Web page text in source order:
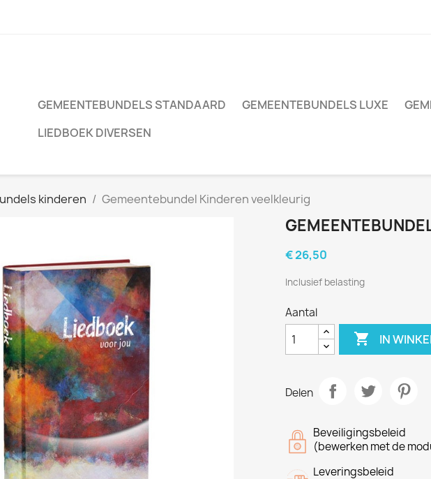
GEMEENTEBUNDELS STANDAARD GEMEENTEBUNDELS LUXE
LIEDBOEK DIVERSEN
kinderen Gemeentebundel Kinderen veelkleurig
€ 26,50
Inclusief belasting
Aantal
 IN
Delen
Beveiligingsbeleid
(bewerken met de
Leveringsbeleid